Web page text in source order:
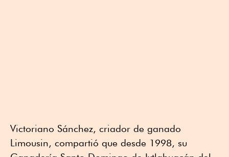
Victoriano Sánchez, criador de ganado
Limousin, compartió que desde 1998, su